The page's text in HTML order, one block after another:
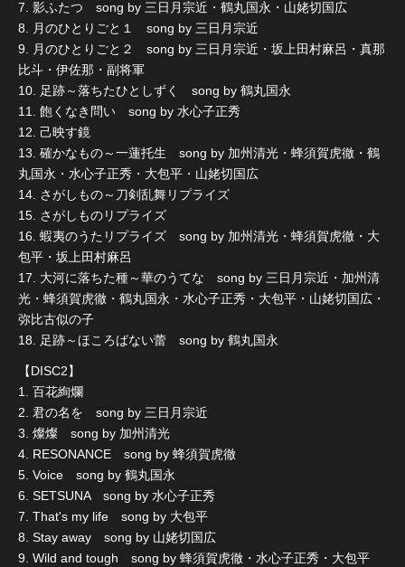
7. 影ふたつ song by 三日月宗近・鶴丸国永・山姥切国広
8. 月のひとりごと１ song by 三日月宗近
9. 月のひとりごと２ song by 三日月宗近・坂上田村麻呂・真那
比斗・伊佐那・副将軍
10. 足跡～落ちたひとしずく song by 鶴丸国永
11. 飽くなき問い song by 水心子正秀
12. 己映す鏡
13. 確かなもの～一蓮托生 song by 加州清光・蜂須賀虎徹・鶴
丸国永・水心子正秀・大包平・山姥切国広
14. さがしもの～刀剣乱舞リプライズ
15. さがしものリプライズ
16. 蝦夷のうたリプライズ song by 加州清光・蜂須賀虎徹・大
包平・坂上田村麻呂
17. 大河に落ちた種～華のうてな song by 三日月宗近・加州清
光・蜂須賀虎徹・鶴丸国永・水心子正秀・大包平・山姥切国広・
弥比古似の子
18. 足跡～ほころばない蕾 song by 鶴丸国永
【DISC2】
1. 百花絢爛
2. 君の名を song by 三日月宗近
3. 燦燦 song by 加州清光
4. RESONANCE song by 蜂須賀虎徹
5. Voice song by 鶴丸国永
6. SETSUNA song by 水心子正秀
7. That's my life song by 大包平
8. Stay away song by 山姥切国広
9. Wild and tough song by 蜂須賀虎徹・水心子正秀・大包平